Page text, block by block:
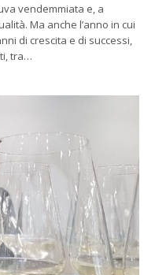
vendemmiata e, a
Ma anche l’anno in cui
di crescita e di successi,
tra…